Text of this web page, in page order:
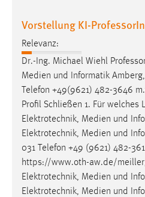
Vorstellung KI-
Relevanz:
Dr.-Ing. Michael Wiehl
Medien und Informatik
Telefon +49(9621) 482-3646
Profil Schließen 1. Für welches
Elektrotechnik, Medien und
Elektrotechnik, Medien und
031 Telefon +49 (9621) 482-
https://www.oth-aw.de/
Elektrotechnik, Medien und
Elektrotechnik, Medien und